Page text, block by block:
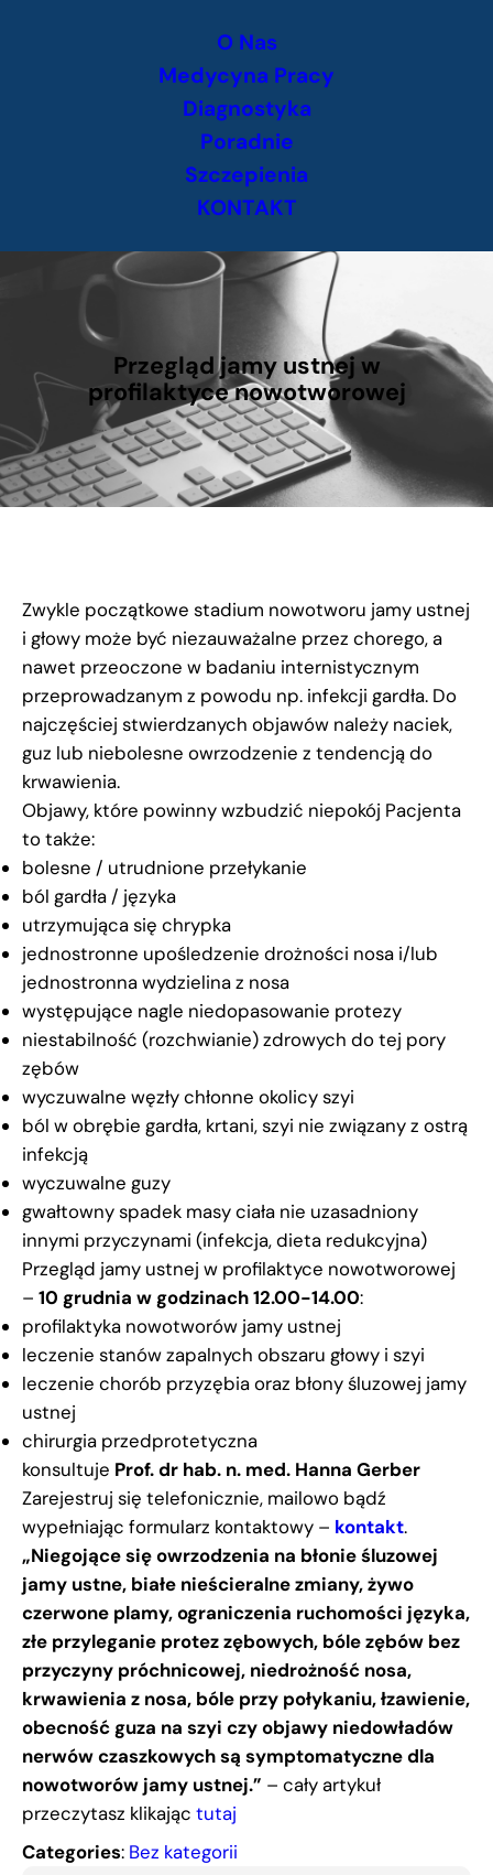
O Nas
Medycyna Pracy
Diagnostyka
Poradnie
Szczepienia
KONTAKT
Przegląd jamy ustnej w
profilaktyce nowotworowej
Zwykle początkowe stadium nowotworu jamy ustnej
i głowy może być niezauważalne przez chorego, a
nawet przeoczone w badaniu internistycznym
przeprowadzanym z powodu np. infekcji gardła. Do
najczęściej stwierdzanych objawów należy naciek,
guz lub niebolesne owrzodzenie z tendencją do
krwawienia.
Objawy, które powinny wzbudzić niepokój Pacjenta
to także:
bolesne / utrudnione przełykanie
ból gardła / języka
utrzymująca się chrypka
jednostronne upośledzenie drożności nosa i/lub
jednostronna wydzielina z nosa
występujące nagle niedopasowanie protezy
niestabilność (rozchwianie) zdrowych do tej pory
zębów
wyczuwalne węzły chłonne okolicy szyi
ból w obrębie gardła, krtani, szyi nie związany z ostrą
infekcją
wyczuwalne guzy
gwałtowny spadek masy ciała nie uzasadniony
innymi przyczynami (infekcja, dieta redukcyjna)
Przegląd jamy ustnej w profilaktyce nowotworowej
– 10 grudnia w godzinach 12.00-14.00:
profilaktyka nowotworów jamy ustnej
leczenie stanów zapalnych obszaru głowy i szyi
leczenie chorób przyzębia oraz błony śluzowej jamy
ustnej
chirurgia przedprotetyczna
konsultuje Prof. dr hab. n. med. Hanna Gerber
Zarejestruj się telefonicznie, mailowo bądź
wypełniając formularz kontaktowy – kontakt.
„Niegojące się owrzodzenia na błonie śluzowej
jamy ustne, białe nieścieralne zmiany, żywo
czerwone plamy, ograniczenia ruchomości języka,
złe przyleganie protez zębowych, bóle zębów bez
przyczyny próchnicowej, niedrożność nosa,
krwawienia z nosa, bóle przy połykaniu, łzawienie,
obecność guza na szyi czy objawy niedowładów
nerwów czaszkowych są symptomatyczne dla
nowotworów jamy ustnej.” – cały artykuł
przeczytasz klikając tutaj
Categories: Bez kategorii